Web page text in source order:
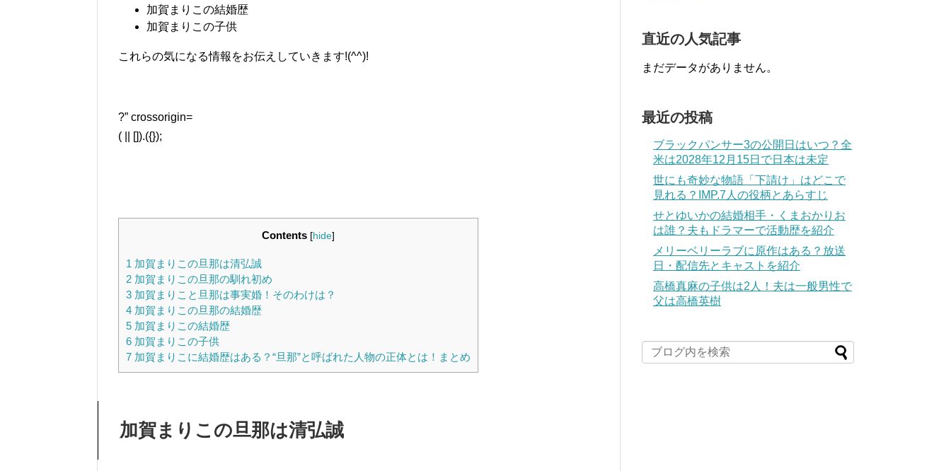
加賀まりこの結婚歴
加賀まりこの子供
これらの気になる情報をお伝えしていきます!(^^)!
?” crossorigin=
( || []).({});
Contents [hide]
1 加賀まりこの旦那は清弘誠
2 加賀まりこの旦那の馴れ初め
3 加賀まりこと旦那は事実婚！そのわけは？
4 加賀まりこの旦那の結婚歴
5 加賀まりこの結婚歴
6 加賀まりこの子供
7 加賀まりこに結婚歴はある？“旦那”と呼ばれた人物の正体とは！まとめ
加賀まりこの旦那は清弘誠
直近の人気記事
まだデータがありません。
最近の投稿
ブラックパンサー3の公開日はいつ？全
米は2028年12月15日で日本は未定
世にも奇妙な物語「下請け」はどこで
見れる？IMP.7人の役柄とあらすじ
せとゆいかの結婚相手・くまおかりお
は誰？夫もドラマーで活動歴を紹介
メリーベリーラブに原作はある？放送
日・配信先とキャストを紹介
高橋真麻の子供は2人！夫は一般男性で
父は高橋英樹